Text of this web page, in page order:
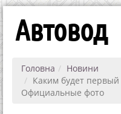
Автовод
Головна
Новини
Каким будет
Официальные фото